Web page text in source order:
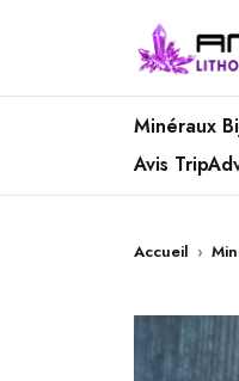
Minéraux
Avis
Accueil ›